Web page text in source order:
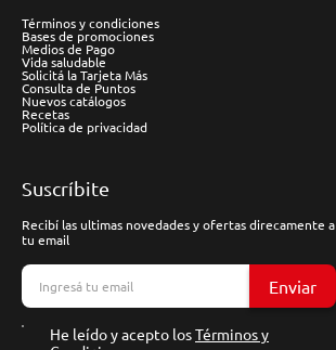
Términos y condiciones
Bases de promociones
Medios de Pago
Vida saludable
Solicitá la Tarjeta Más
Consulta de Puntos
Nuevos catálogos
Recetas
Política de privacidad
Suscríbite
Recibí las ultimas novedades y ofertas direcamente a
tu email
Enviar
He leído y acepto losTérminos y